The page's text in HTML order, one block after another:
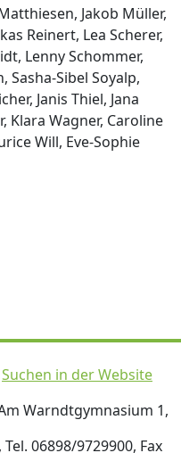
Jakob Müller,
Reinert, Lea Scherer,
Lenny Schommer,
Sasha-Sibel Soyalp,
Janis Thiel, Jana
Klara Wagner, Caroline
Will, Eve-Sophie
Suchen in der Website
Warndtgymnasium 1,
06898/9729900, Fax